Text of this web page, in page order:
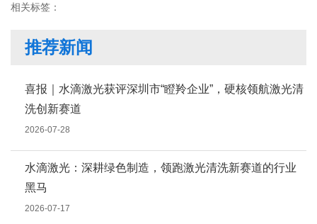
相关标签：
推荐新闻
喜报｜水滴激光获评深圳市“瞪羚企业”，硬核领航激光清
洗创新赛道
2026-07-28
水滴激光：深耕绿色制造，领跑激光清洗新赛道的行业
黑马
2026-07-17